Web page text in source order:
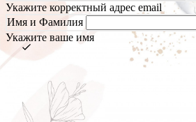
Укажите корректный адрес email
Имя и Фамилия
Укажите ваше имя